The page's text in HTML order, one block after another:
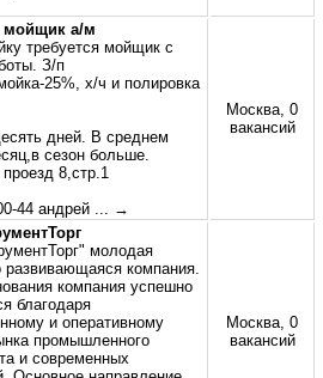
мойщик а/м
требуется мойщик с
З/п
25%, х/ч и полировка
дней. В среднем
сезон больше.
8,стр.1
44 андрей
... →
Москва, 0
вакансий
молодая
развивающаяся компания.
компания успешно
благодаря
и оперативному
промышленного
и современных
Москва, 0
вакансий